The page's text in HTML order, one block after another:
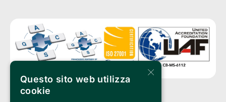
×
Questo sito web utilizza
cookie